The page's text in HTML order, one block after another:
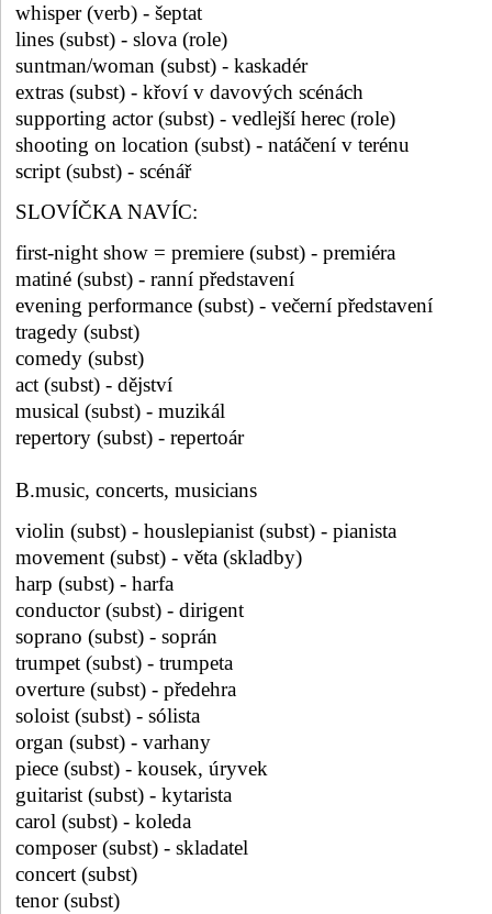
whisper (verb) - šeptat
lines (subst) - slova (role)
suntman/woman (subst) - kaskadér
extras (subst) - křoví v davových scénách
supporting actor (subst) - vedlejší herec (role)
shooting on location (subst) - natáčení v terénu
script (subst) - scénář
SLOVÍČKA NAVÍC:
first-night show = premiere (subst) - premiéra
matiné (subst) - ranní představení
evening performance (subst) - večerní představení
tragedy (subst)
comedy (subst)
act (subst) - dějství
musical (subst) - muzikál
repertory (subst) - repertoár
B.music, concerts, musicians
violin (subst) - houslepianist (subst) - pianista
movement (subst) - věta (skladby)
harp (subst) - harfa
conductor (subst) - dirigent
soprano (subst) - soprán
trumpet (subst) - trumpeta
overture (subst) - předehra
soloist (subst) - sólista
organ (subst) - varhany
piece (subst) - kousek, úryvek
guitarist (subst) - kytarista
carol (subst) - koleda
composer (subst) - skladatel
concert (subst)
tenor (subst)